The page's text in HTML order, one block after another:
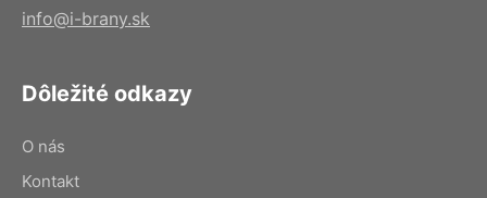
info@i-brany.sk
Dôležité odkazy
O nás
Kontakt